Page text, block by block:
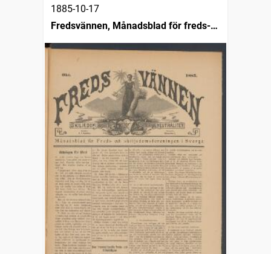
1885-10-17
Fredsvännen, Månadsblad för freds-
och skiljedomsföreningen i Sverige